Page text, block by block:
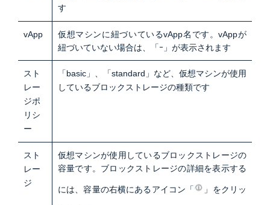
す
vApp
仮想マシンに紐づいているvApp名です。vAppが
紐づいていない場合は、「ｰ」が表示されます
スト
レー
ジポ
リシ
ー
「basic」、「standard」など、仮想マシンが使用
しているブロックストレージの種類です
スト
レー
ジ
仮想マシンが使用しているブロックストレージの
容量です。ブロックストレージの詳細を表示する
には、容量の右横にあるアイコン「 」をクリッ